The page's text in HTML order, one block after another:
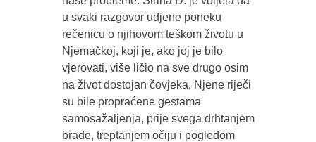
u svaki razgovor udjene poneku
rečenicu o njihovom teškom životu u
Njemačkoj, koji je, ako joj je bilo
vjerovati, više ličio na sve drugo osim
na život dostojan čovjeka. Njene riječi
su bile propraćene gestama
samosažaljenja, prije svega drhtanjem
brade, treptanjem očiju i pogledom